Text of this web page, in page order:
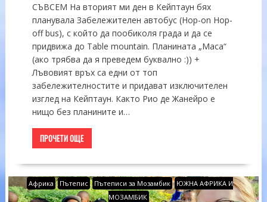
СЪВСЕМ На вторият ми ден в Кейптаун бях
планувала Забележителен автобус (Hop-on Hop-
off bus), с който да пообиколя града и да се
придвижа до Table mountain. Планината „Маса“
(ако трябва да я преведем буквално :)) +
Лъвовият връх са едни от топ
забележителностите и придават изключителен
изглед на Кейптаун. Както Рио де Жанейро е
нищо без планините и…
ПРОЧЕТИ ОЩЕ
Африка Пътепис Пътеписи за Мозамбик
ЮЖНА АФРИКА И
МОЗАМБИК